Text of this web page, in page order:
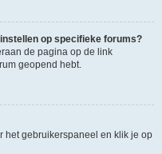
op specifieke forums?
de pagina op de link
geopend hebt.
het gebruikerspaneel en klik je op